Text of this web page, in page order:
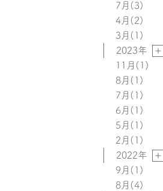
7月 (3)
4月 (2)
3月 (1)
2023年
11月 (1)
8月 (1)
7月 (1)
6月 (1)
5月 (1)
2月 (1)
2022年
9月 (1)
8月 (4)